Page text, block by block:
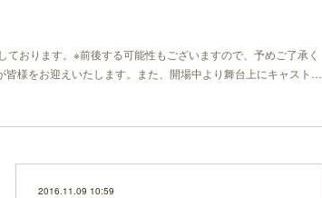
おります。※前後する可能性もございますので、予めご了承く
様をお迎えいたします。また、開場中より舞台上にキャスト…
2016.11.09 10:59